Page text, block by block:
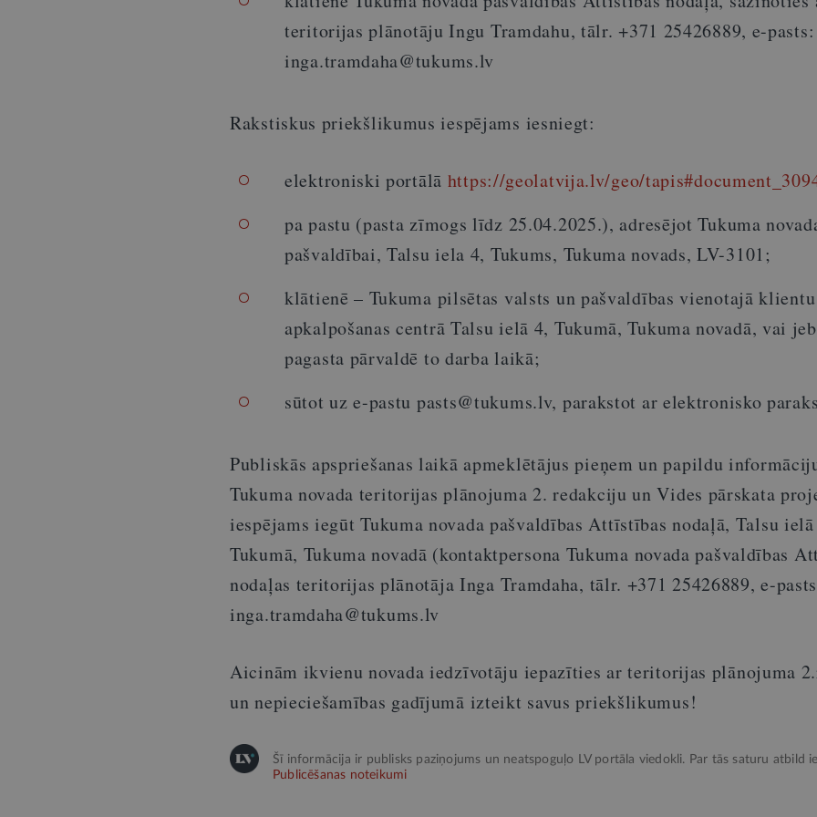
teritorijas plānotāju Ingu Tramdahu, tālr. +371 25426889, e-pasts:
inga.tramdaha@tukums.lv
Rakstiskus priekšlikumus iespējams iesniegt:
elektroniski portālā https://geolatvija.lv/geo/
pa pastu (pasta zīmogs līdz 25.04.2025.), adresējot Tukuma
pašvaldībai, Talsu iela 4, Tukums, Tukuma novads, LV-3101;
klātienē – Tukuma pilsētas valsts un pašvaldības vienotajā klientu
apkalpošanas centrā Talsu ielā 4, Tukumā, Tukuma novadā, vai
pagasta pārvaldē to darba laikā;
sūtot uz e-pastu pasts@tukums.lv, parakstot ar elektronisko
Publiskās apspriešanas laikā apmeklētājus pieņem un papildu
Tukuma novada teritorijas plānojuma 2. redakciju un Vides pārskata
iespējams iegūt Tukuma novada pašvaldības Attīstības nodaļā, Talsu
Tukumā, Tukuma novadā (kontaktpersona Tukuma novada pašvaldības
nodaļas teritorijas plānotāja Inga Tramdaha, tālr. +371 25426889, e-
inga.tramdaha@tukums.lv
Aicinām ikvienu novada iedzīvotāju iepazīties ar teritorijas plānojuma
un nepieciešamības gadījumā izteikt savus priekšlikumus!
Šī informācija ir publisks paziņojums un neatspoguļo LV portāla viedokli. Par tās saturu atbild
Publicēšanas noteikumi